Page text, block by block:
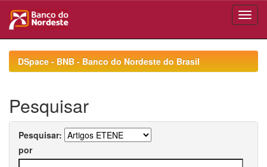
navigationDSpace - BNB - Banco do Nordeste do Brasil
Pesquisar
Pesquisar:
por